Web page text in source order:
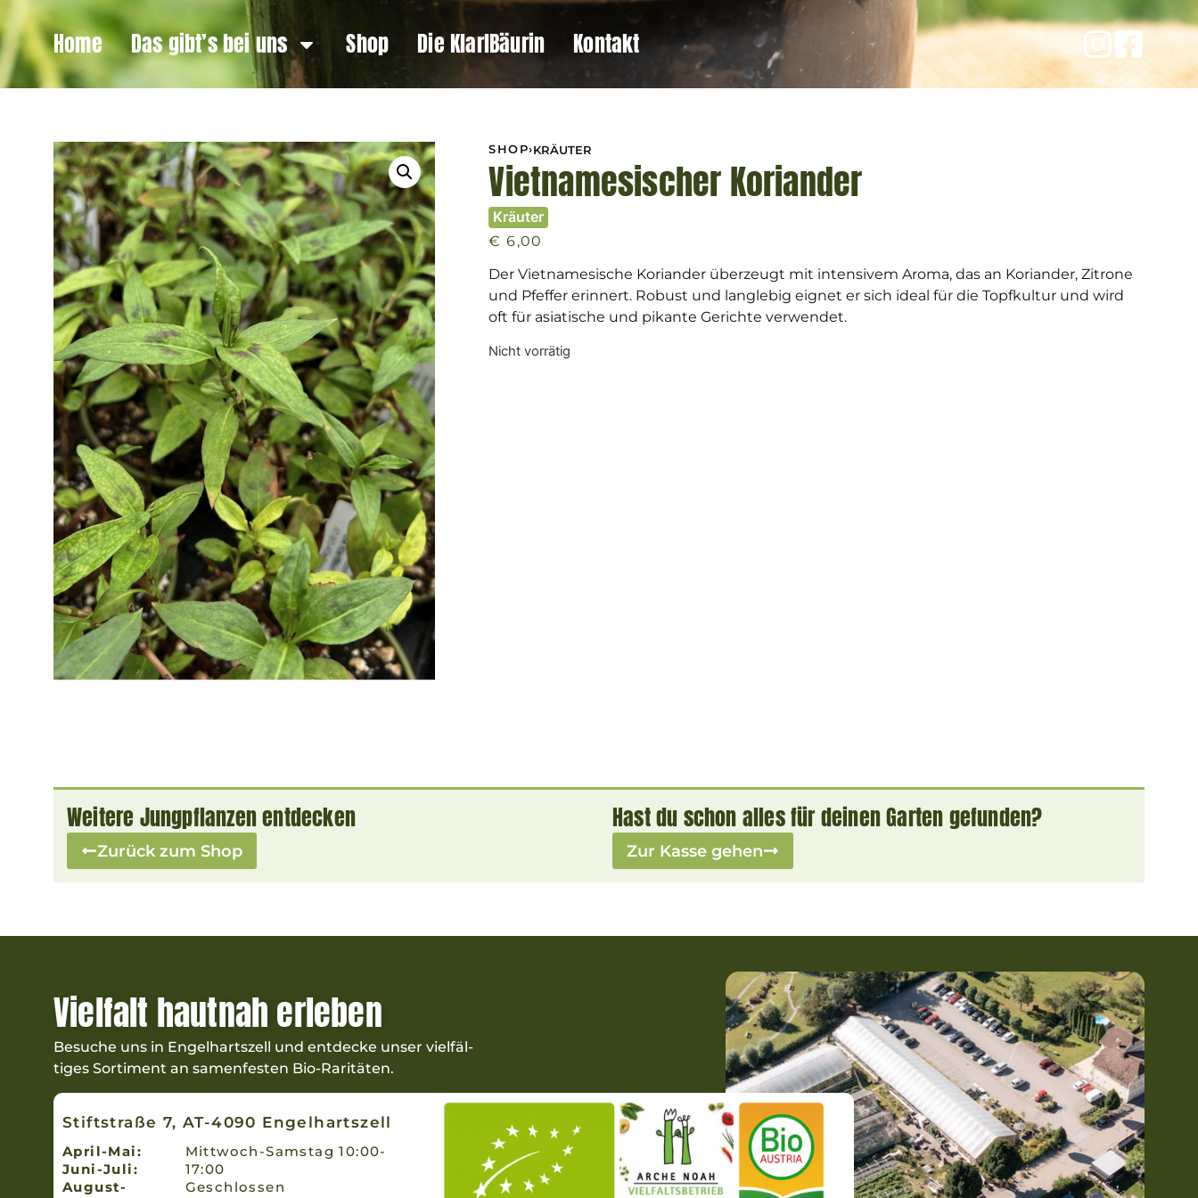
Home Das gibt’s bei uns Shop Die KlarlBäurin Kontakt
SHOP›KRÄUTER
Vietnamesischer Koriander
Kräuter
€ 6,00
Der Vietnamesische Koriander überzeugt mit intensivem Aroma, das an Koriander, Zitrone
und Pfeffer erinnert. Robust und langlebig eignet er sich ideal für die Topfkultur und wird
oft für asiatische und pikante Gerichte verwendet.
Nicht vorrätig
Weitere Jungpflanzen entdecken
Zurück zum Shop
Hast du schon alles für deinen Garten gefunden?
Zur Kasse gehen
Vielfalt hautnah erleben
Besuche uns in Engel­hartszell und ent­decke unser viel­fäl­
tiges Sorti­ment an samen­fes­ten Bio-Raritäten.
Stiftstraße 7, AT-4090 Engelhartszell
April-Mai:
Juni-Juli:
August-
Mittwoch-Samstag 10:00-
17:00
Geschlossen